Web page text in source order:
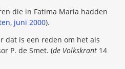
die in Fatima Maria hadden
juni 2000).
dat is een reden om het als
P. de Smet. (de Volkskrant 14